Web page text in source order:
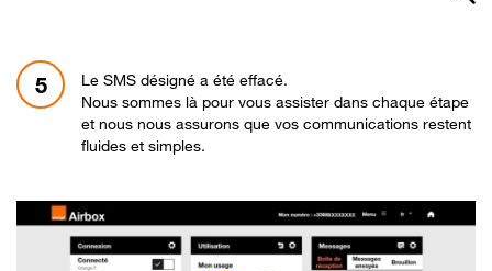
5
Le SMS désigné a été effacé.
Nous sommes là pour vous assister dans chaque étape
et nous nous assurons que vos communications restent
fluides et simples.